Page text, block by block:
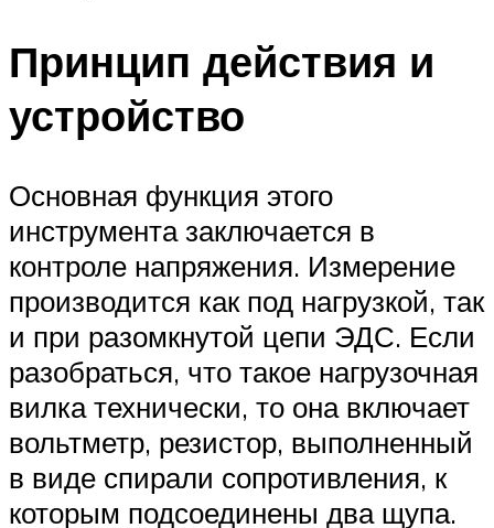
Принцип действия и
устройство
Основная функция этого
инструмента заключается в
контроле напряжения. Измерение
производится как под нагрузкой, так
и при разомкнутой цепи ЭДС. Если
разобраться, что такое нагрузочная
вилка технически, то она включает
вольтметр, резистор, выполненный
в виде спирали сопротивления, к
которым подсоединены два щупа.